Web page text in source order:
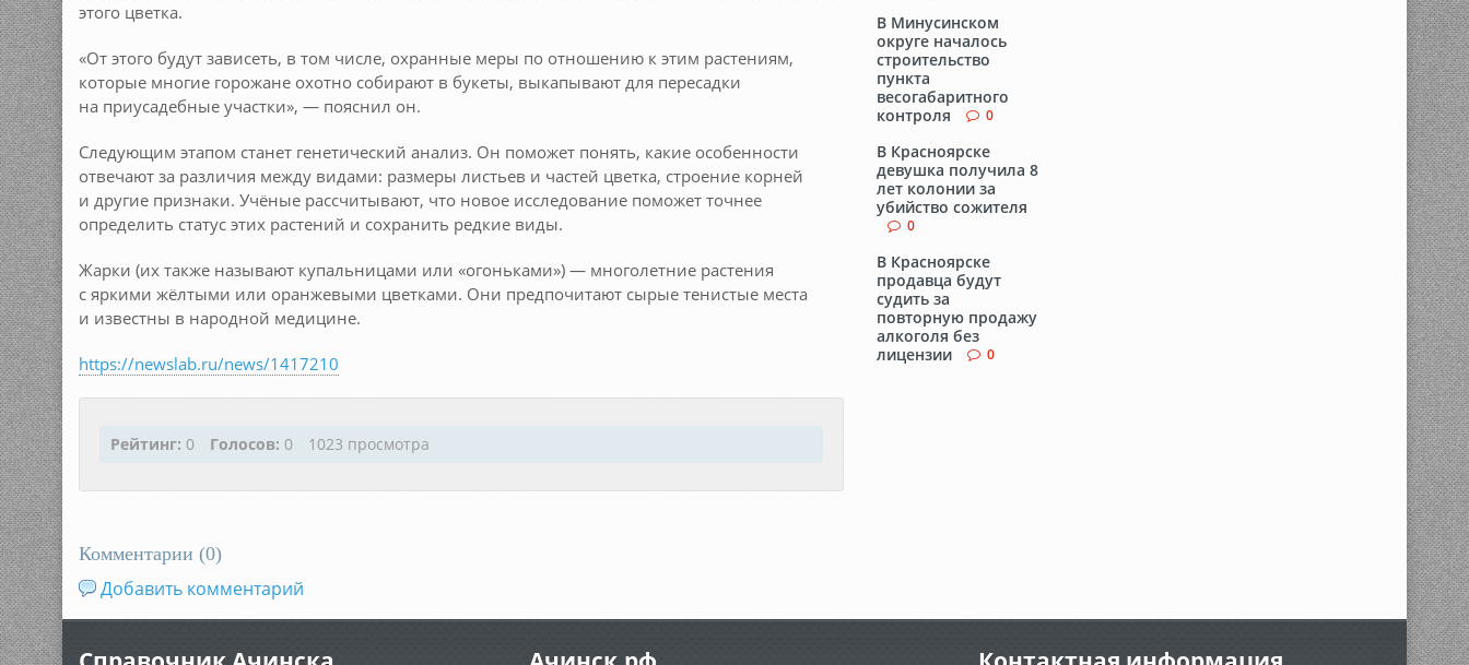
этого цветка.
«От этого будут зависеть, в том числе, охранные меры по отношению к этим растениям,
которые многие горожане охотно собирают в букеты, выкапывают для пересадки
на приусадебные участки», — пояснил он.
Следующим этапом станет генетический анализ. Он поможет понять, какие особенности
отвечают за различия между видами: размеры листьев и частей цветка, строение корней
и другие признаки. Учёные рассчитывают, что новое исследование поможет точнее
определить статус этих растений и сохранить редкие виды.
Жарки (их также называют купальницами или «огоньками») — многолетние растения
с яркими жёлтыми или оранжевыми цветками. Они предпочитают сырые тенистые места
и известны в народной медицине.
https://newslab.ru/news/1417210
Рейтинг: 0 Голосов: 0 1023 просмотра
Комментарии (0)
Добавить комментарий
В Минусинском
округе началось
строительство
пункта
весогабаритного
контроля
0
В Красноярске
девушка получила 8
лет колонии за
убийство сожителя
0
В Красноярске
продавца будут
судить за
повторную продажу
алкоголя без
лицензии
0